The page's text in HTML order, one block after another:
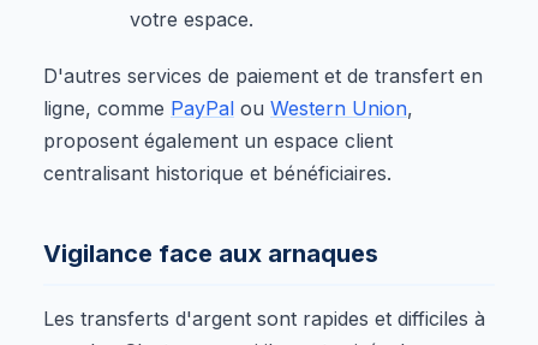
votre espace.
D'autres services de paiement et de transfert en
ligne, comme PayPal ou Western Union,
proposent également un espace client
centralisant historique et bénéficiaires.
Vigilance face aux arnaques
Les transferts d'argent sont rapides et difficiles à